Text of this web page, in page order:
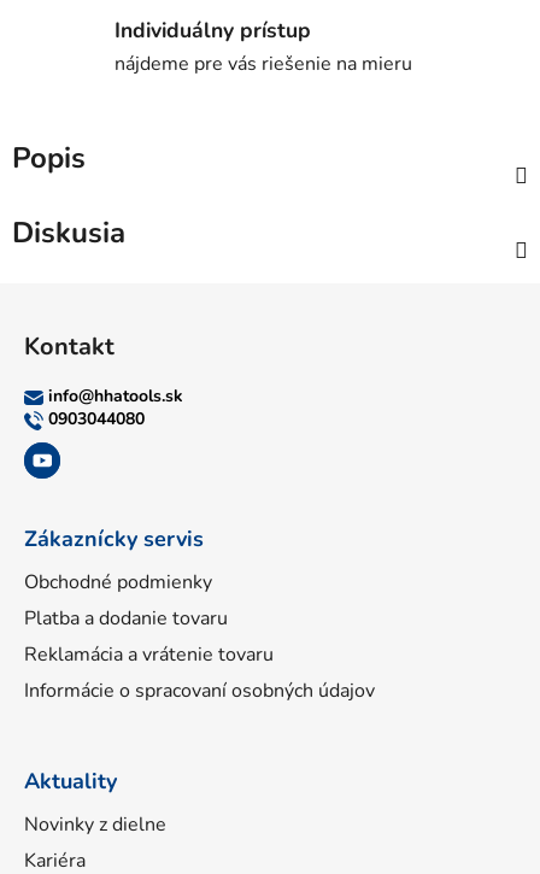
Individuálny prístup
nájdeme pre vás riešenie na mieru
Popis
Diskusia
Kontakt
info@hhatools.sk
0903044080
Zákaznícky servis
Obchodné podmienky
Platba a dodanie tovaru
Reklamácia a vrátenie tovaru
Informácie o spracovaní osobných údajov
Aktuality
Novinky z dielne
Kariéra